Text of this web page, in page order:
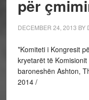
për
DECEMBER 24, 2013 BY
*Komiteti i Kongresit
kryetarët të
baroneshën Ashton,
2014 /